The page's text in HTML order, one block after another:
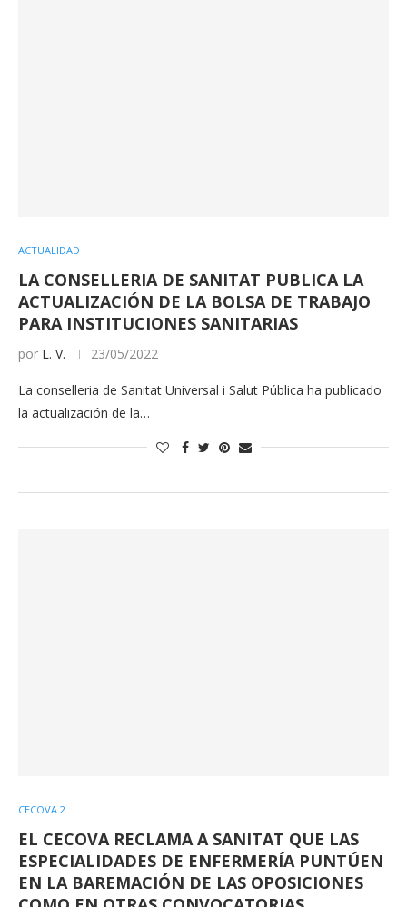
ACTUALIDAD
LA CONSELLERIA DE SANITAT PUBLICA LA
ACTUALIZACIÓN DE LA BOLSA DE TRABAJO
PARA INSTITUCIONES SANITARIAS
por L. V. 23/05/2022
La conselleria de Sanitat Universal i Salut Pública ha publicado
la actualización de la…
CECOVA 2
EL CECOVA RECLAMA A SANITAT QUE LAS
ESPECIALIDADES DE ENFERMERÍA PUNTÚEN
EN LA BAREMACIÓN DE LAS OPOSICIONES